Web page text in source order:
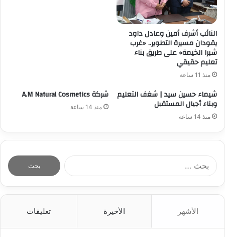
النائب أشرف أمين وعادل داود
يقودان مسيرة التطوير.. «غرب
شبرا الخيمة» على طريق بناء
تعليم حقيقي
منذ 11 ساعة
شيماء حسين سيد | شغف التعليم
وبناء أجيال المستقبل
منذ 14 ساعة
شركة A.M Natural Cosmetics
منذ 14 ساعة
الأشهر الأخيرة تعليقات